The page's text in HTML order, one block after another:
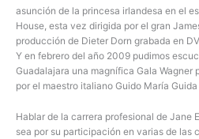
asunción de la princesa irlandesa en el
House, esta vez dirigida por el gran
producción de Dieter Dorn grabada en
Y en febrero del año 2009 pudimos
Guadalajara una magnífica Gala Wagner
por el maestro italiano Guido María
Hablar de la carrera profesional de Jane
sea por su participación en varias de las